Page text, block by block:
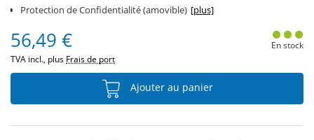
Protection de Confidentialité (amovible) [plus]
56,49 €
TVA incl., plus Frais de port
En stock
Ajouter au panier